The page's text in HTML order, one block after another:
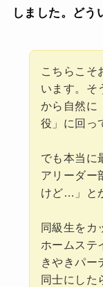
しました。どう
こちらこそ
います。そ
から自然に
役」に回っ
でも本当に
アリーダー
けど…」と
同級生をカ
ホームステ
きやきパー
同士にした